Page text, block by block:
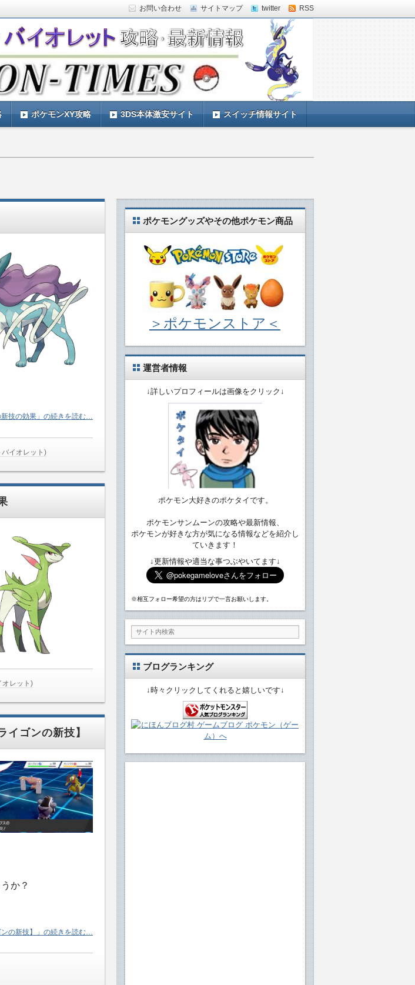
お問い合わせ サイトマップ twitter RSS
TIMES』
けする『POKEMON-
情報なども紹介していきま
ポケモンXY攻略 3DS本体激安サイト スイッチ情報サイト
新技の効果」の続きを読む…
イオレット)
オレット)
イゴンの新技】
か？
ンの新技】」の続きを読む…
ポケモングッズやその他ポケモン商品
＞ポケモンストア＜
運営者情報
↓詳しいプロフィールは画像をクリック↓
ポケモン大好きのポケタイです。
ポケモンサンムーンの攻略や最新情報、
ポケモンが好きな方が気になる情報などを紹介し
ていきます！
↓更新情報や適当な事つぶやいてます↓
※相互フォロー希望の方はリプで一言お願いします。
ブログランキング
↓時々クリックしてくれると嬉しいです↓